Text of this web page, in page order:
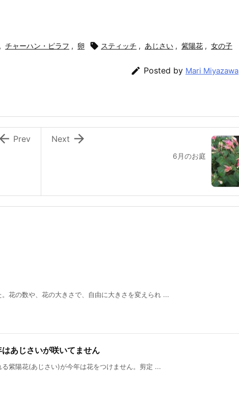
, チャーハン・ピラフ , 卵  スティッチ , あじさい , 紫陽花 , 女の子
 Posted by Mari Miyazawa
6月のお庭

Next
 Prev
花の数や、花の大きさで、自由に大きさを変えられ ...
あじさいが咲いてません
紫陽花(あじさい)が今年は花をつけません。剪定 ...